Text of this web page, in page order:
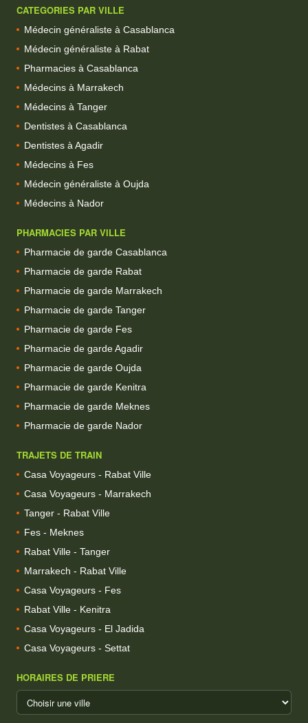
CATEGORIES PAR VILLE
Médecin généraliste à Casablanca
Médecin généraliste à Rabat
Pharmacies à Casablanca
Médecins à Marrakech
Médecins à Tanger
Dentistes à Casablanca
Dentistes à Agadir
Médecins à Fes
Médecin généraliste à Oujda
Médecins à Nador
PHARMACIES PAR VILLE
Pharmacie de garde Casablanca
Pharmacie de garde Rabat
Pharmacie de garde Marrakech
Pharmacie de garde Tanger
Pharmacie de garde Fes
Pharmacie de garde Agadir
Pharmacie de garde Oujda
Pharmacie de garde Kenitra
Pharmacie de garde Meknes
Pharmacie de garde Nador
TRAJETS DE TRAIN
Casa Voyageurs - Rabat Ville
Casa Voyageurs - Marrakech
Tanger - Rabat Ville
Fes - Meknes
Rabat Ville - Tanger
Marrakech - Rabat Ville
Casa Voyageurs - Fes
Rabat Ville - Kenitra
Casa Voyageurs - El Jadida
Casa Voyageurs - Settat
HORAIRES DE PRIERE